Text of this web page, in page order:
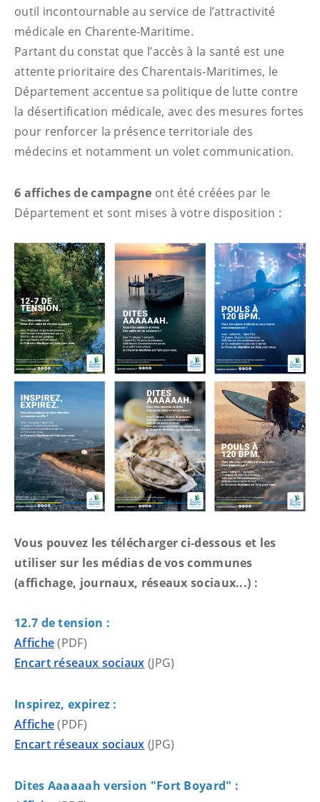
outil incontournable au service de l’attractivité
médicale en Charente-Maritime.
Partant du constat que l’accès à la santé est une
attente prioritaire des Charentais-Maritimes, le
Département accentue sa politique de lutte contre
la désertification médicale, avec des mesures fortes
pour renforcer la présence territoriale des
médecins et notamment un volet communication.
6 affiches de campagne ont été créées par le
Département et sont mises à votre disposition :
Vous pouvez les télécharger ci-dessous et les
utiliser sur les médias de vos communes
(affichage, journaux, réseaux sociaux...) :
12.7 de tension :
Affiche(PDF)
Encart réseaux sociaux (JPG)
Inspirez, expirez :
Affiche(PDF)
Encart réseaux sociaux (JPG)
Dites Aaaaaah version "Fort Boyard" :